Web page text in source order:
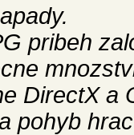
pribeh
DirectX a
pohyb